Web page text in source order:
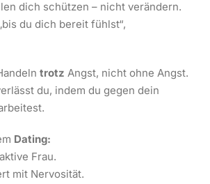
dich schützen – nicht verändern.
du dich bereit fühlst“,
trotz Angst, nicht ohne Angst.
du, indem du gegen dein
Dating:
Frau.
mit Nervosität.